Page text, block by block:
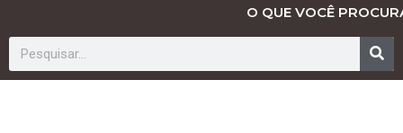
O QUE VOCÊ